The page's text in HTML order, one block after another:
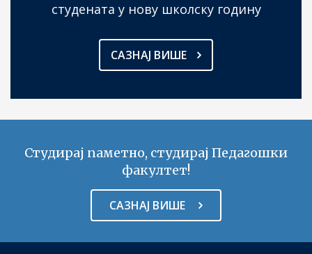
студената у нову школску годину
САЗНАЈ ВИШЕ
Студирај паметно, студирај Педагошки
факултет!
САЗНАЈ ВИШЕ